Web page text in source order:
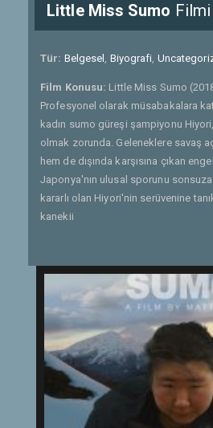
Little Miss Sumo Filmi
Tür: Belgesel , Biyografi,
Film Konusu: Little Miss Sumo
Profesyonel olarak müsabakalara
kadın sumo güreşi şampiyonu
olmak zorunda. Geleneklere savaş
hem de dışında karşısına çıkan
Japonya'nın ulusal sporunu
kararlı olan Hiyori'nin serüvenine
kanekii